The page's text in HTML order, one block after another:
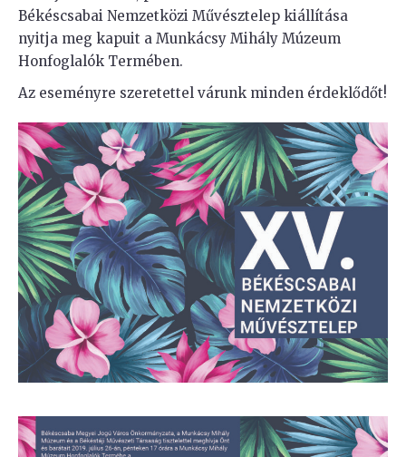
Békéscsabai Nemzetközi Művésztelep kiállítása
nyitja meg kapuit a Munkácsy Mihály Múzeum
Honfoglalók Termében.
Az eseményre szeretettel várunk minden érdeklődőt!